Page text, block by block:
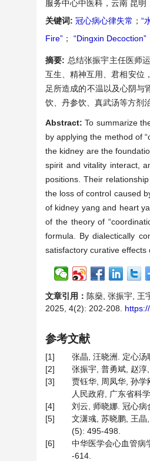
服务中心中医科，云南 昆明
关键词: 冠心病心律失常 ； “
Fire” ； “Dingxin Decoction”
摘要: 总结张振宇主任医师
互生、精神互用、君相安位
足所造成的不温以及心阴与
饮、丹参饮、真武汤等方剂
Abstract:To summarize
by applying the method of
the kidney are the
spirit and vitality interact,
positions. Their
the loss of control caused
of kidney yang and heart
of the theory of
formula. By dialectically
satisfactory curative effects
文章引用： 陈燊, 张振宇, 王
2025, 4(2): 202-208.
参考文献
[1]
张晶, 汪晓洲. 定心
[2]
张振宇, 普勇斌, 赵淳
[3]
贾钰华, 周凤华, 孙
人民政府, 广东省科
[4]
刘云, 师晓娜. 冠心
[5]
文潇彧, 苏晓鹏, 王晶
(5): 495-498.
[6]
中华医学会心血管病
-614.